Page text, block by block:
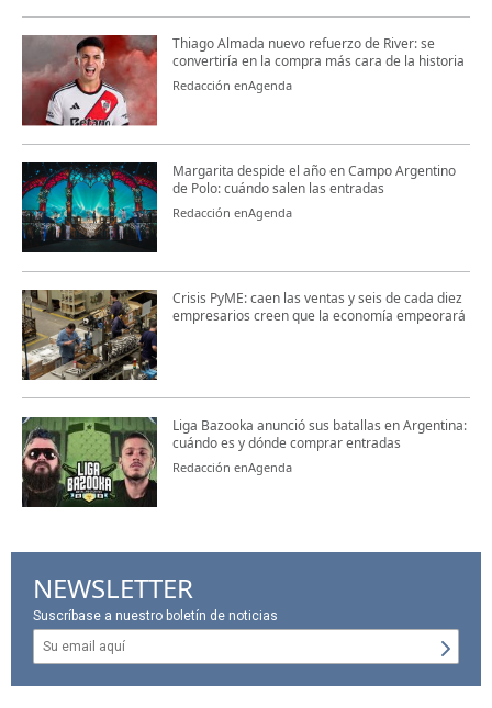
Thiago Almada nuevo refuerzo de River: se
convertiría en la compra más cara de la historia
Redacción enAgenda
Margarita despide el año en Campo Argentino
de Polo: cuándo salen las entradas
Redacción enAgenda
Crisis PyME: caen las ventas y seis de cada diez
empresarios creen que la economía empeorará
Liga Bazooka anunció sus batallas en Argentina:
cuándo es y dónde comprar entradas
Redacción enAgenda
NEWSLETTER
Suscríbase a nuestro boletín de noticias